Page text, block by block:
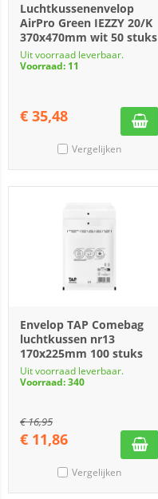
Luchtkussenenvelop
AirPro Green IEZZY 20/K
370x470mm wit 50 stuks
Uit voorraad leverbaar.
Voorraad: 11
€ 35,48
Vergelijken
Envelop TAP Comebag
luchtkussen nr13
170x225mm 100 stuks
Uit voorraad leverbaar.
Voorraad: 340
€16,95
€ 11,86
Vergelijken